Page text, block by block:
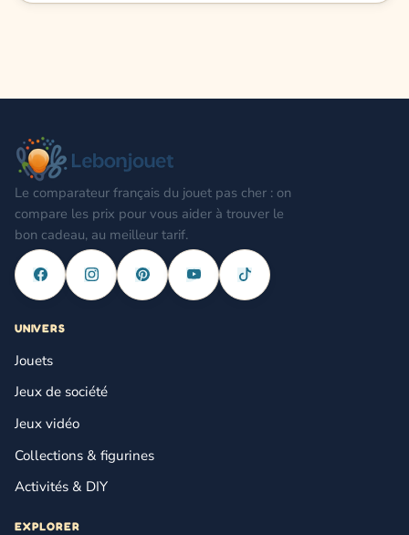
Le comparateur français du jouet pas cher : on
compare les prix pour vous aider à trouver le
bon cadeau, au meilleur tarif.
UNIVERS
Jouets
Jeux de société
Jeux vidéo
Collections & figurines
Activités & DIY
EXPLORER